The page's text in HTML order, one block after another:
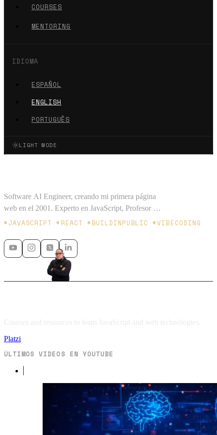
COURSES
MENTORING
IDIOMA
ESPAÑOL
ENGLISH
PORTUGUÊS
LIGHT MODE
Software AI Engineer, creando mi primera página
web en el 2001. Experto en JavaScript, Profesor en
Platzi y Microsoft MVP - 🇲🇽 🇨🇴
#JAVASCRIPT #REACT #BUILDINPUBLIC #VIBECODING
Platzi
ÚLTIMOS VIDEOS EN YOUTUBE